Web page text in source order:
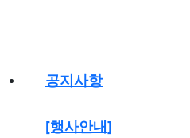
공지사항
[행사안내]